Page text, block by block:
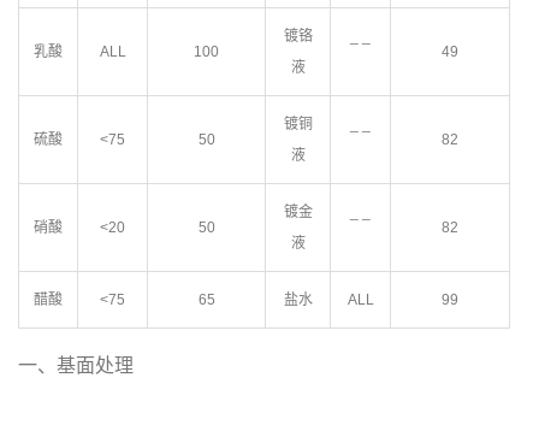
乳酸 ALL 100
镀铬
液
49
硫酸 <75 50
镀铜
液
82
硝酸 <20 50
镀金
液
82
醋酸 <75 65 盐水 ALL 99
一、基面处理